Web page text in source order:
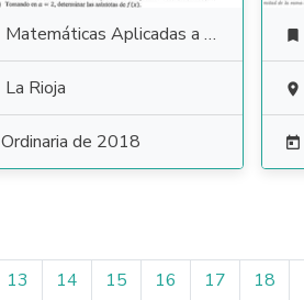
Matemáticas Aplicadas a las Ciencias Sociales
La Rioja
Ordinaria de 2018



13 14 15 16 17 18